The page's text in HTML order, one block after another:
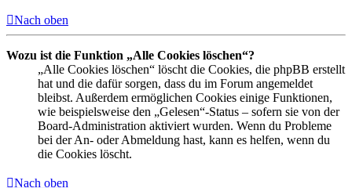
Nach oben
Wozu ist die Funktion „Alle Cookies löschen“?
„Alle Cookies löschen“ löscht die Cookies, die phpBB erstellt
hat und die dafür sorgen, dass du im Forum angemeldet
bleibst. Außerdem ermöglichen Cookies einige Funktionen,
wie beispielsweise den „Gelesen“-Status – sofern sie von der
Board-Administration aktiviert wurden. Wenn du Probleme
bei der An- oder Abmeldung hast, kann es helfen, wenn du
die Cookies löscht.
Nach oben